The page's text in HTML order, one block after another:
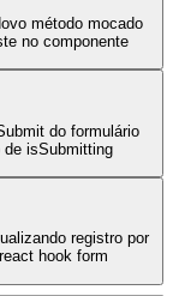
método mocado
no componente
do formulário
isSubmitting
registro por
hook form